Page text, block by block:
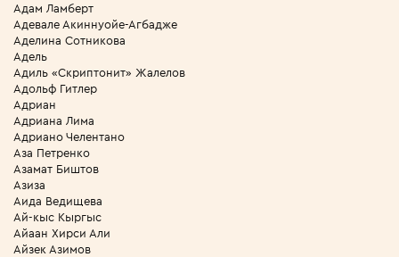
Адам Ламберт
Адевале Акиннуойе-Агбадже
Аделина Сотникова
Адель
Адиль «Скриптонит» Жалелов
Адольф Гитлер
Адриан
Адриана Лима
Адриано Челентано
Аза Петренко
Азамат Биштов
Азиза
Аида Ведищева
Ай-кыс Кыргыс
Айаан Хирси Али
Айзек Азимов